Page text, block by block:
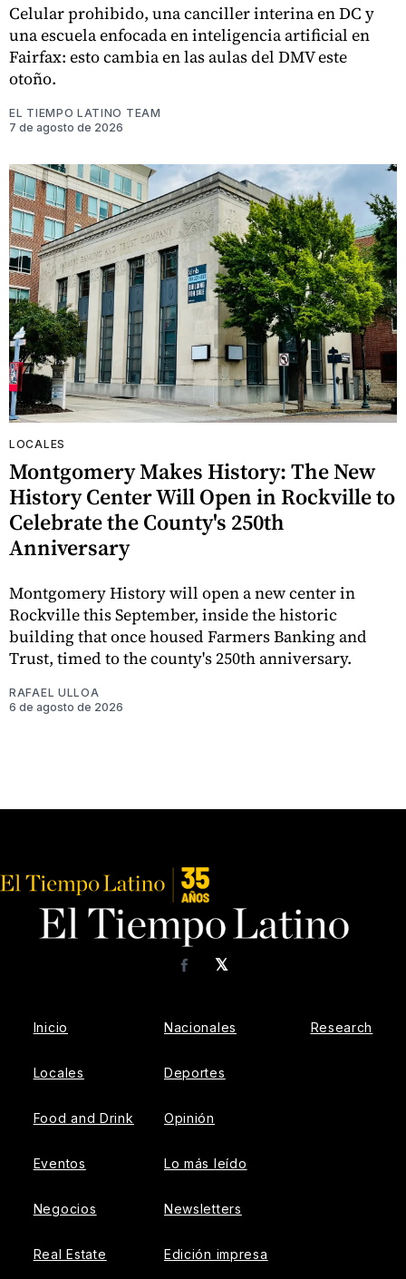
Celular prohibido, una canciller interina en DC y
una escuela enfocada en inteligencia artificial en
Fairfax: esto cambia en las aulas del DMV este
otoño.
EL TIEMPO LATINO TEAM
7 de agosto de 2026
LOCALES
Montgomery Makes History: The New
History Center Will Open in Rockville to
Celebrate the County's 250th
Anniversary
Montgomery History will open a new center in
Rockville this September, inside the historic
building that once housed Farmers Banking and
Trust, timed to the county's 250th anniversary.
RAFAEL ULLOA
6 de agosto de 2026
𝕏
Facebook
Inicio
Locales
Food and Drink
Eventos
Negocios
Real Estate
Nacionales
Deportes
Opinión
Lo más leído
Newsletters
Edición impresa
Research